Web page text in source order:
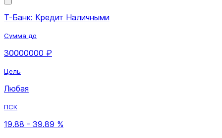
Т-Банк: Кредит Наличными
Сумма до
30000000 ₽
Цель
Любая
ПСК
19.88 - 39.89 %